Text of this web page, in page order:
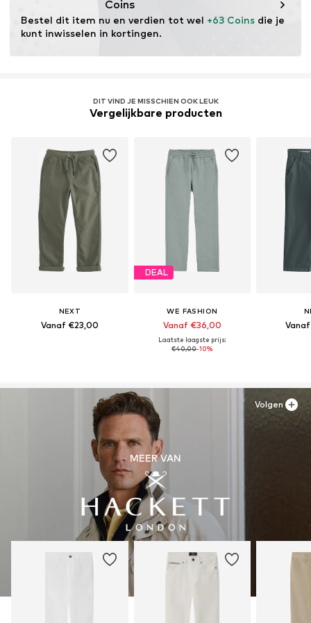
Coins
Bestel dit item nu en verdien tot wel +63 Coins die je
kunt inwisselen in kortingen.
DIT VIND JE MISSCHIEN OOK LEUK
Vergelijkbare producten
NEXT
Vanaf €23,00
DEAL
WE FASHION
Vanaf €36,00
Laatste laagste prijs:
€40,00-10%
MEER VAN
Volgen